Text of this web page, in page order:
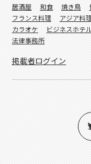
居酒屋 和食 焼き鳥
フランス料理
アジア料
カラオケ
ビジネスホテ
法律事務所
掲載者ログイン